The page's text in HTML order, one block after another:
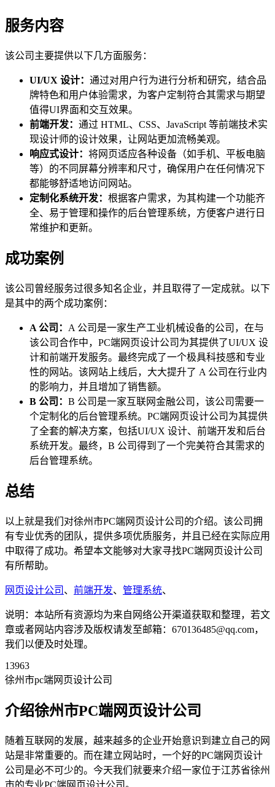
服务内容
该公司主要提供以下几方面服务：
UI/UX 设计： 通过对用户行为进行分析和研究，结合品
牌特色和用户体验需求，为客户定制符合其需求与期望
值得UI界面和交互效果。
前端开发： 通过 HTML、CSS、JavaScript 等前端技术实
现设计师的设计效果，让网站更加流畅美观。
响应式设计： 将网页适应各种设备（如手机、平板电脑
等）的不同屏幕分辨率和尺寸，确保用户在任何情况下
都能够舒适地访问网站。
定制化系统开发： 根据客户需求，为其构建一个功能齐
全、易于管理和操作的后台管理系统，方便客户进行日
常维护和更新。
成功案例
该公司曾经服务过很多知名企业，并且取得了一定成就。以下
是其中的两个成功案例：
A 公司： A 公司是一家生产工业机械设备的公司，在与
该公司合作中，PC端网页设计公司为其提供了UI/UX 设
计和前端开发服务。最终完成了一个极具科技感和专业
性的网站。该网站上线后，大大提升了 A 公司在行业内
的影响力，并且增加了销售额。
B 公司： B 公司是一家互联网金融公司，该公司需要一
个定制化的后台管理系统。PC端网页设计公司为其提供
了全套的解决方案，包括UI/UX 设计、前端开发和后台
系统开发。最终，B 公司得到了一个完美符合其需求的
后台管理系统。
总结
以上就是我们对徐州市PC端网页设计公司的介绍。该公司拥
有专业优秀的团队，提供多项优质服务，并且已经在实际应用
中取得了成功。希望本文能够对大家寻找PC端网页设计公司
有所帮助。
网页设计公司 、 前端开发、 管理系统、
说明：本站所有资源均为来自网络公开渠道获取和整理，若文
章或者网站内容涉及版权请发至邮箱：670136485@qq.com，
我们以便及时处理。
13963
徐州市pc端网页设计公司
介绍徐州市PC端网页设计公司
随着互联网的发展，越来越多的企业开始意识到建立自己的网
站是非常重要的。而在建立网站时，一个好的PC端网页设计
公司是必不可少的。今天我们就要来介绍一家位于江苏省徐州
市的专业PC端网页设计公司。